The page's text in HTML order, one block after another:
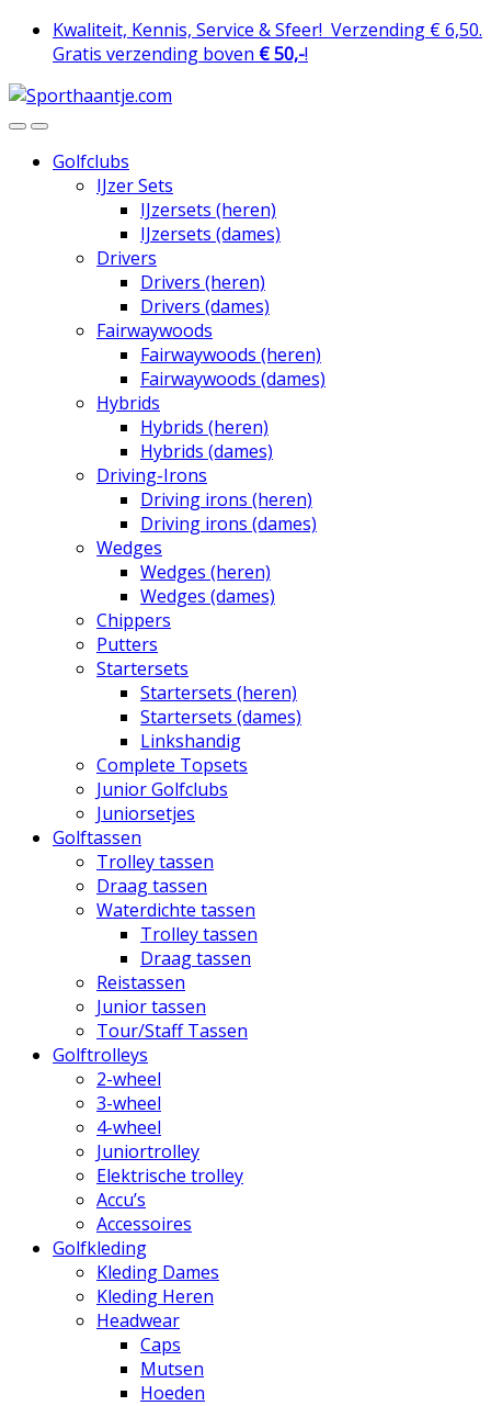
Skip
Skip Kwaliteit, Kennis, Service & Sfeer! Verzending € 6,50.
Gratis verzending boven € 50,-!
Golfclubs
IJzer Sets
IJzersets (heren)
IJzersets (dames)
Drivers
Drivers (heren)
Drivers (dames)
Fairwaywoods
Fairwaywoods (heren)
Fairwaywoods (dames)
Hybrids
Hybrids (heren)
Hybrids (dames)
Driving-Irons
Driving irons (heren)
Driving irons (dames)
Wedges
Wedges (heren)
Wedges (dames)
Chippers
Putters
Startersets
Startersets (heren)
Startersets (dames)
Linkshandig
Complete Topsets
Junior Golfclubs
Juniorsetjes
Golftassen
Trolley tassen
Draag tassen
Waterdichte tassen
Trolley tassen
Draag tassen
Reistassen
Junior tassen
Tour/Staff Tassen
Golftrolleys
2-wheel
3-wheel
4-wheel
Juniortrolley
Elektrische trolley
Accu’s
Accessoires
Golfkleding
Kleding Dames
Kleding Heren
Headwear
Caps
Mutsen
Hoeden